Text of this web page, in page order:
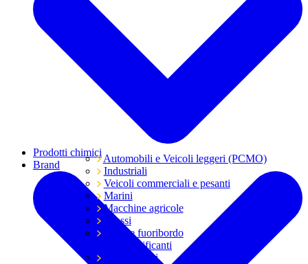
Automobili e Veicoli leggeri (PCMO)
Industriali
Veicoli commerciali e pesanti
Marini
Macchine agricole
Grassi
Moto e fuoribordo
Tutti i lubrificanti
Trasmissioni
Prodotti chimici
Brand